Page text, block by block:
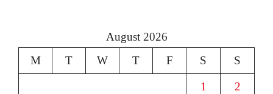
August 2026
M
T W T F S S
1 2